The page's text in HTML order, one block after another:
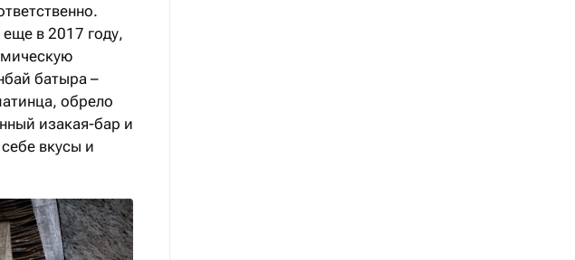
в 2017 году,
батыра –
обрело
изакая-бар и
вкусы и